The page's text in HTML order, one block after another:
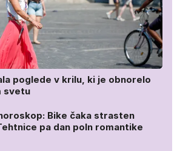
poglede v krilu, ki je obnorelo
svetu
Bike čaka strasten
pa dan poln romantike